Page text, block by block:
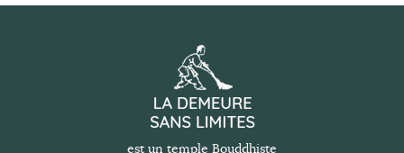
l
est un temple Bouddhiste